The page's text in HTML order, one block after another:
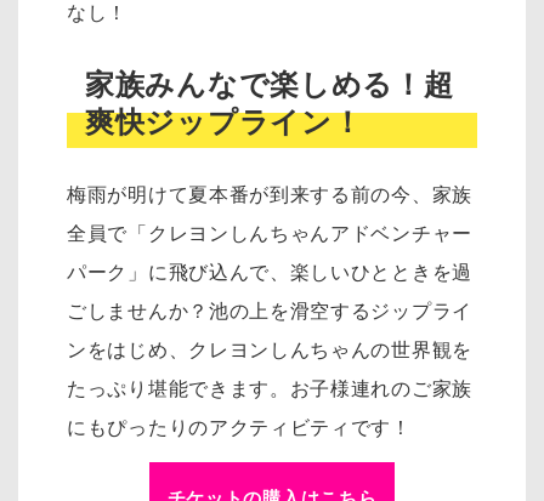
なし！
家族みんなで楽しめる！超
爽快ジップライン！
梅雨が明けて夏本番が到来する前の今、家族
全員で「クレヨンしんちゃんアドベンチャー
パーク」に飛び込んで、楽しいひとときを過
ごしませんか？池の上を滑空するジップライ
ンをはじめ、クレヨンしんちゃんの世界観を
たっぷり堪能できます。お子様連れのご家族
にもぴったりのアクティビティです！